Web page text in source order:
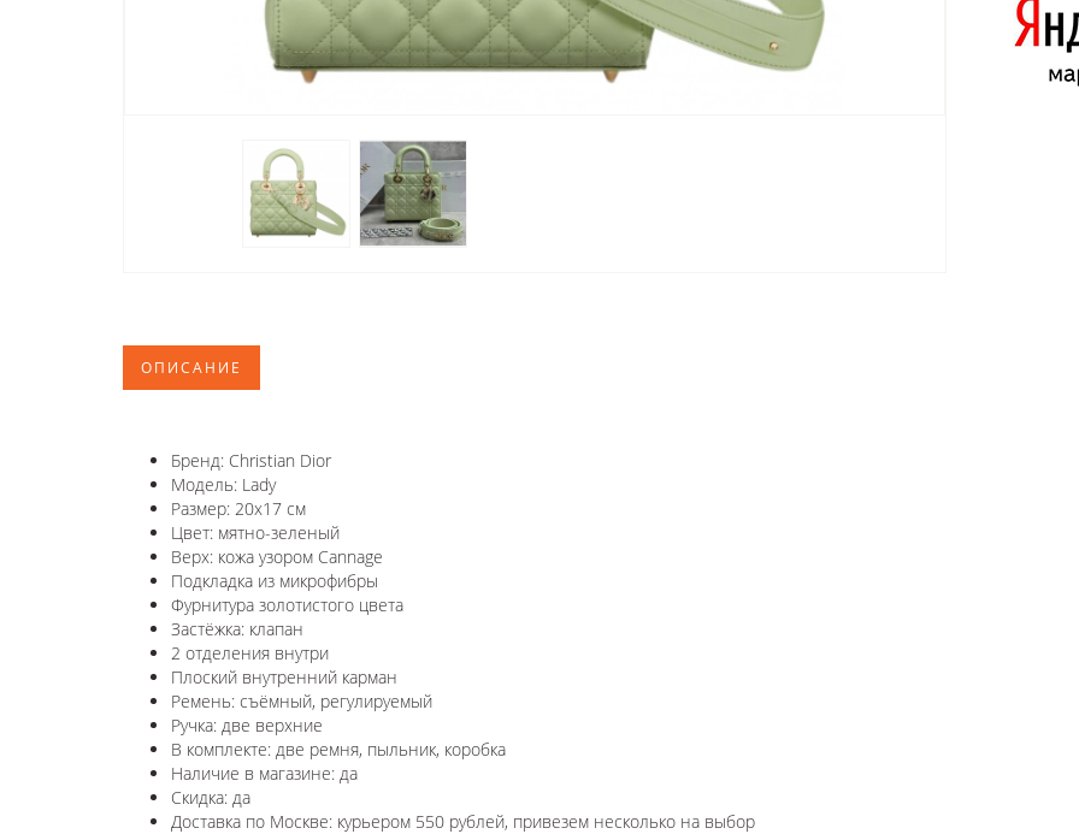
ОПИСАНИЕ
Бренд: Christian Dior
Модель: Lady
Размер: 20x17 см
Цвет: мятно-зеленый
Верх: кожа узором Cannage
Подкладка из микрофибры
Фурнитура золотистого цвета
Застёжка: клапан
2 отделения внутри
Плоский внутренний карман
Ремень: съёмный, регулируемый
Ручка: две верхние
В комплекте: две ремня, пыльник, коробка
Наличие в магазине: да
Скидка: да
Доставка по Москве: курьером 550 рублей, привезем несколько на выбор